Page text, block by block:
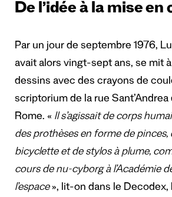
De l’idée à la mise
Par un jour de septembre 1976,
avait alors vingt-sept ans, se mit
dessins avec des crayons de
scriptorium de la rue Sant’Andrea
Rome. « Il s’agissait de corps
des prothèses en forme de pinces,
bicyclette et de stylos à plume,
cours de nu-cyborg à l’Académie
l’espace», lit-on dans le Decodex,